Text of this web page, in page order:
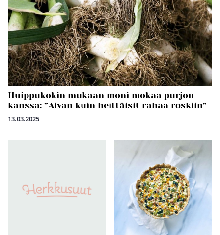
Huippukokin mukaan moni mokaa purjon
kanssa: ”Aivan kuin heittäisit rahaa roskiin”
13.03.2025